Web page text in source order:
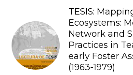
TESIS:
Ecosystems:
Network and
Practices in
early Foster
(1963-1979)